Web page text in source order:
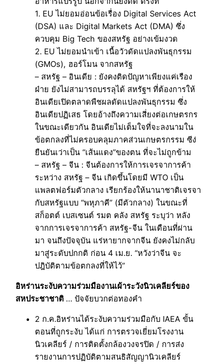
1. EU ไม่ยอมอ่อนข้อเรื่อง Digital Services Act
(DSA) และ Digital Markets Act (DMA) ซึ่ง
ควบคุม Big Tech ของสหรัฐ อย่างเข้มงวด
2. EU ไม่ยอมนำเข้า เนื้อวัวดัดแปลงพันธุกรรม
(GMOs), ฮอร์โมน จากสหรัฐ
– สหรัฐ – อินเดีย : ยังคงติดปัญหาเพียงแค่เรือง
ฝ่าย ยังไม่สามารถบรรลุได้ สหรัฐฯ ที่ต้องการให้
อินเดียเปิดตลาดพืชผลดัดแปลงพันธุกรรม ซึ่ง
อินเดียปฏิเสธ โดยอ้างถึงความเสี่ยงต่อเกษตรกร
ในขณะเดียวกัน อินเดียไม่เต็มใจที่จะลงนามใน
ข้อตกลงที่ไม่ครอบคลุมภาคส่วนเกษตรกรรม ซีง่
ยืนยันเว่าเป็น “เส้นแดง”ของตน ที่จะไม่ถูกข้าม
– สหรัฐ – จีน : จีนต้องการให้การเจรจาการค้า
ระหว่าง สหรัฐ – จีน เกิดขึ้นโดยมี WTO เป็น
แพลตฟอร์มตัวกลาง เรียกร้องให้นานาชาติเจรจา
กับสหรัฐแบบ “พหุภาคี” (มีตัวกลาง) ในขณะที่
สก็อตต์ เบสเซนต์ รมต คลัง สหรัฐ ระบุว่า หลัง
จากการเจรจาการค้า สหรัฐ-จีน ในเดือนที่ผ่าน
มา จนถึงปัจจุบัน แร่หายากจากจีน ยังคงไม่กลับ
มาสู่ระดับปกกติ ก่อน 4 เม.ย. “หวังว่าจีน จะ
ปฎิบัติตามข้อตกลงที่ให้ไว้”
อิหร่านระงับความร่วมมืองานเผ้าระวังนิวเคลียร์ของ
สหประชาชาติ … ปัจจัยบวกต่อทองคำ
2 ก.ค.อิหร่านได้ระงับความร่วมมือกับ IAEA ขั้น
ตอนที่ถูกระงับ ได้แก่ การตรวจเยี่ยมโรงงาน
นิวเคลียร์ / การติดตั้งกล้องวงจรปิด / การส่ง
รายงานการปฏิบัติตามสนธิสัญญานิวเคลียร์